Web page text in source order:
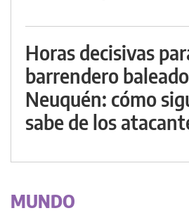
Horas decisivas
barrendero
Neuquén: cómo
sabe de los
MUNDO